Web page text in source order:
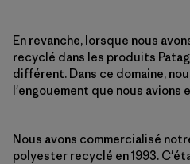
En revanche, lorsque nous
recyclé dans les produits
différent. Dans ce domaine,
l'engouement que nous avions
Nous avons commercialisé
polyester recyclé en 1993.